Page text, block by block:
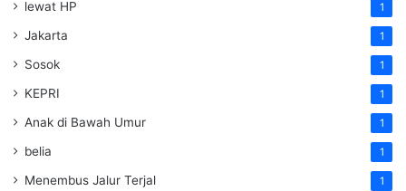
lewat HP 1
Jakarta 1
Sosok 1
KEPRI 1
Anak di Bawah Umur 1
belia 1
Menembus Jalur Terjal 1